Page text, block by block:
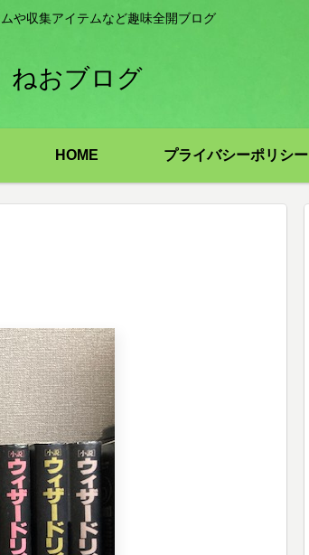
や収集アイテムなど趣味全開ブログ
ねおブログ
HOME プライバシーポリシー